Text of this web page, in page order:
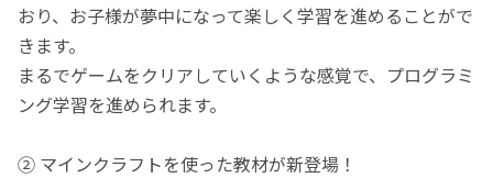
おり、お子様が夢中になって楽しく学習を進めることがで
きます。
まるでゲームをクリアしていくような感覚で、プログラミ
ング学習を進められます。
② マインクラフトを使った教材が新登場！